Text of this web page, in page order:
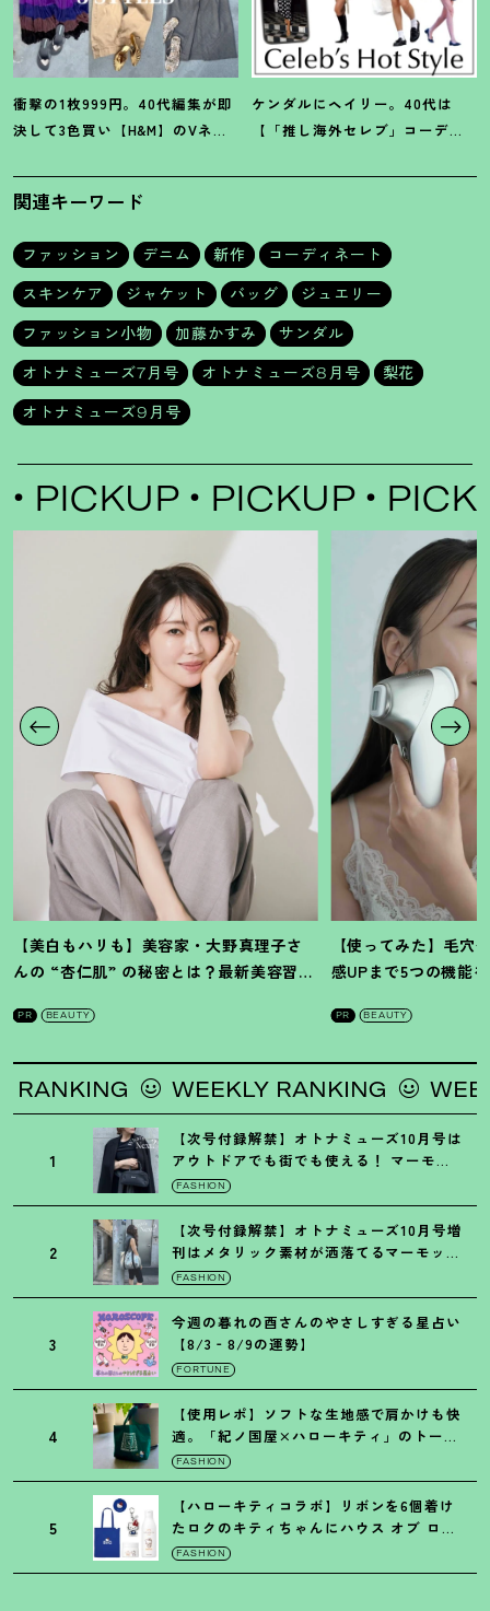
衝撃の1枚999円。40代編集が即
決して3色買い【H&M】のVネッ
3選
ケンダルにヘイリー。40代は
【「推し海外セレブ」コーデ】
デが吉！
関連キーワード
ファッション デニム 新作
コーディネート
スキンケア
ジャケット バッグ
ジュエリー
ファッション小物
加藤かすみ
サンダル
オトナミューズ7月号
オトナミューズ8月号
梨花
オトナミューズ9月号
PICKUP PICKUP
【美白もハリも】美容家・大野真理子さ
んの “杏仁肌” の秘密とは ？ 最新美容習慣
PR BEAUTY
【使ってみた】毛穴
感UPまで5つの機能
PR BEAUTY
WEEKLY RANKING WEEKLY
1
【次号付録解禁】オトナミューズ10月号は
アウトドアでも街でも使える ！ マーモッ
トの黒ショルダー
FASHION
2
【次号付録解禁】オトナミューズ10月号増
刊はメタリック素材が洒落てるマーモット
の保冷バッグ
FASHION
3
今週の暮れの酉さんのやさしすぎる星占い
【8/3‐8/9の運勢】
FORTUNE
4
【使用レポ】ソフトな生地感で肩かけも快
適。「紀ノ国屋×ハローキティ」のトート
がガシガシ使えて最高です
FASHION
5
【ハローキティコラボ】リボンを6個着け
たロクのキティちゃんにハウス オブ ロー
ゼの限定パケも
FASHION